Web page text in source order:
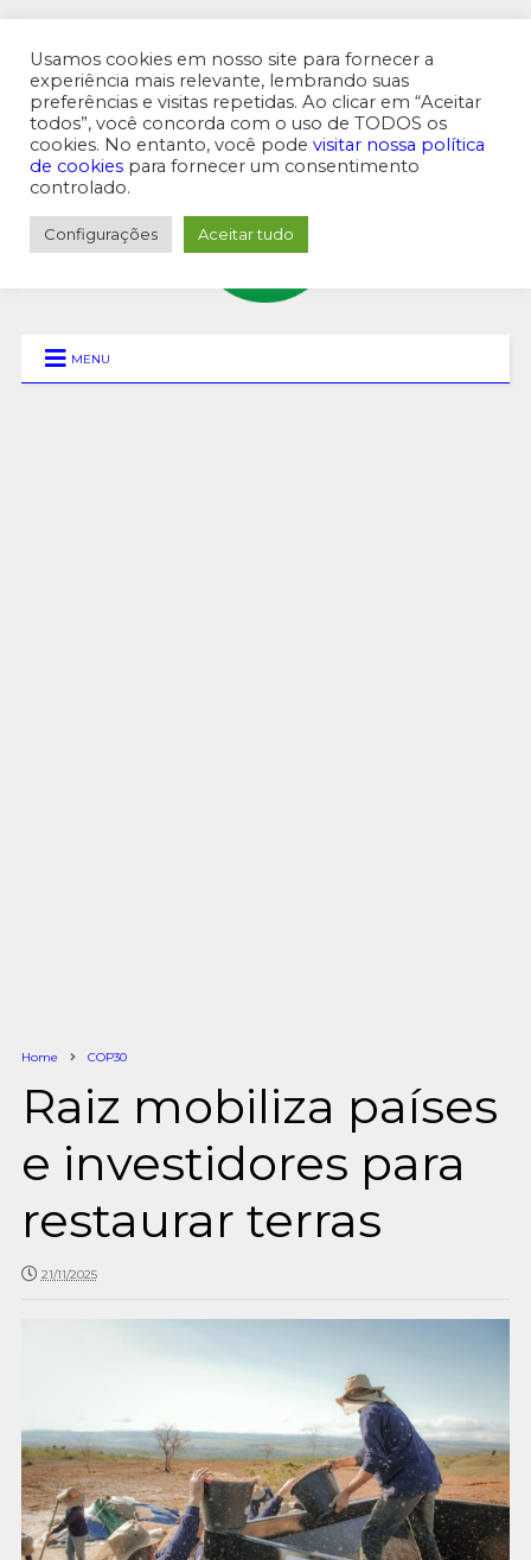
MENU SUPERIOR
MENU
Home COP30
Raiz mobiliza países
e investidores para
restaurar terras
21/11/2025
Usamos cookies em nosso site para fornecer a
experiência mais relevante, lembrando suas
preferências e visitas repetidas. Ao clicar em “Aceitar
todos”, você concorda com o uso de TODOS os
cookies. No entanto, você pode visitar nossa política
de cookies para fornecer um consentimento
controlado.
Configurações Aceitar tudo